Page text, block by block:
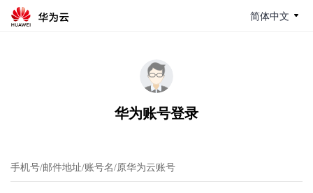
简体中文
华为账号登录